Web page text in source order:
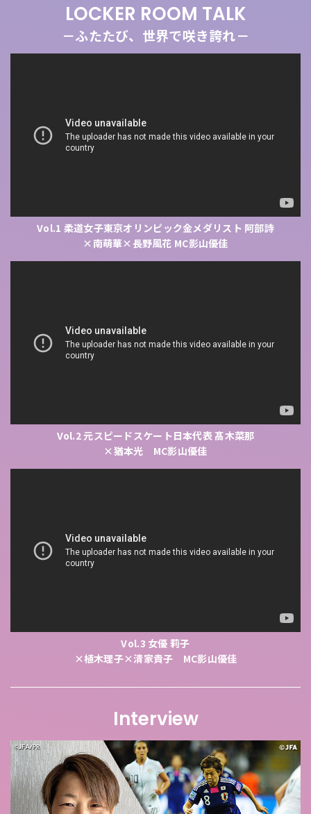
LOCKER ROOM TALK
－ふたたび、世界で咲き誇れ－
Vol.1 柔道女子東京オリンピック金メダリスト 阿部詩
×南萌華×長野風花 MC影山優佳
Vol.2 元スピードスケート日本代表 髙木菜那
×猶本光 MC影山優佳
Vol.3 女優 莉子
×植木理子×清家貴子 MC影山優佳
Interview